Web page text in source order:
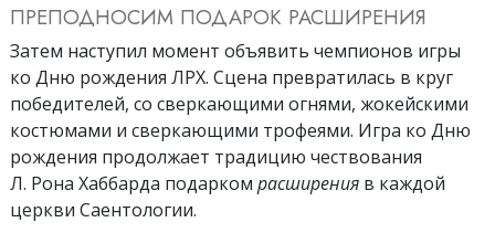
ПРЕПОДНОСИМ ПОДАРОК РАСШИРЕНИЯ
Затем наступил момент объявить чемпионов игры
ко Дню рождения ЛРХ. Сцена превратилась в круг
победителей, со сверкающими огнями, жокейскими
костюмами и сверкающими трофеями. Игра ко Дню
рождения продолжает традицию чествования
Л. Рона Хаббарда подарком расширения в каждой
церкви Саентологии.